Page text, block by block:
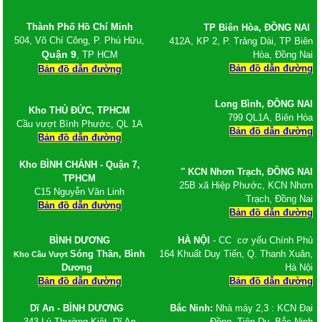
Thành Phố Hồ Chí Minh
504, Võ Chí Công, P. Phú Hữu,
Quận 9, TP HCM
Bản đồ dẫn đường
TP Biên Hòa, ĐỒNG NAI
412A, KP 2, P. Trảng Dài, TP Biên
Hòa, Đồng Nai
Bản đồ dẫn đường
Kho THỦ ĐỨC, TPHCM
Cầu vượt Bình Phước, QL 1A
Bản đồ dẫn đường
Kho BÌNH CHÁNH - Quận 7,
TPHCM
C15 Nguyễn Văn Linh
Bản đồ dẫn đường
Long Bình,ĐỒNG NAI
799 QL1A, Biên Hòa
Bản đồ dẫn đường
'' KCN Nhơn Trạch, ĐỒNG NAI
25B xã Hiệp Phước, KCN Nhơn
Trạch, Đồng Nai
Bản đồ dẫn đường
BÌNH DƯƠNG
Kho Cầu VượtSóng Thần, Bình
Dương
Bản đồ dẫn đường
Dĩ An - BÌNH DƯƠNG
HÀ NỘI - CC cơ yếu Chính Phủ
164 Khuất Duy Tiến, Q. Thanh Xuân,
Hà Nội
Bản đồ dẫn đường
Bắc Ninh: Nhà máy 2,3 : KCN Đại